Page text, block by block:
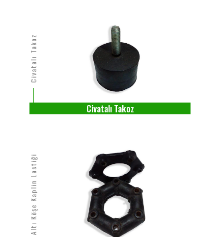
Civatalı Takoz
Civatalı Takoz
Altı Köşe Kaplin Lastiği